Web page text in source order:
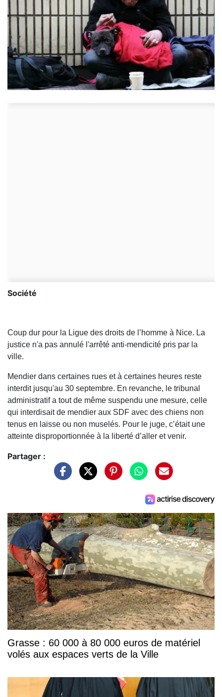
Société
Coup dur pour la Ligue des droits de l’homme à Nice. La
justice n'a pas annulé l'arrêté anti-mendicité pris par la
ville.
Mendier dans certaines rues et à certaines heures reste
interdit jusqu'au 30 septembre. En revanche, le tribunal
administratif a tout de même suspendu une mesure, celle
qui interdisait de mendier aux SDF avec des chiens non
tenus en laisse ou non muselés. Pour le juge, c’était une
atteinte disproportionnée à la liberté d’aller et venir.
Partager :
Grasse : 60 000 à 80 000 euros de matériel
volés aux espaces verts de la Ville